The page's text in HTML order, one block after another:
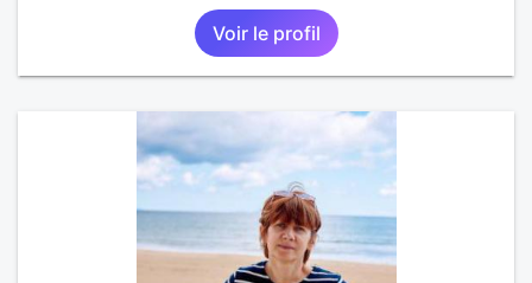
Voir le profil